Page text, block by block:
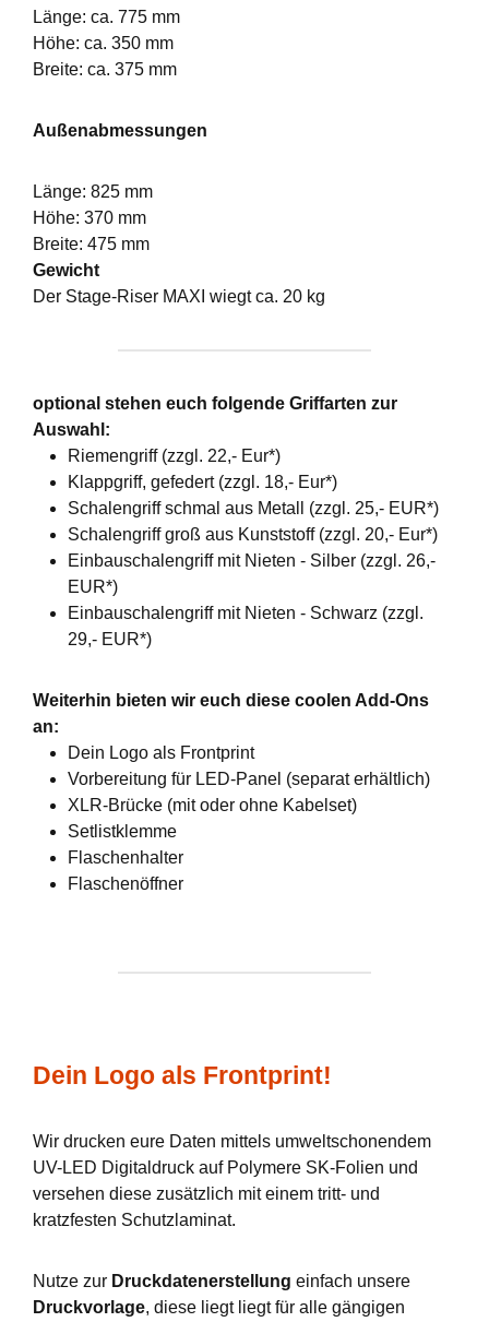
Länge: ca. 775 mm
Höhe: ca. 350 mm
Breite: ca. 375 mm
Außenabmessungen
Länge: 825 mm
Höhe: 370 mm
Breite: 475 mm
Gewicht
Der Stage-Riser MAXI wiegt ca. 20 kg
optional stehen euch folgende Griffarten zur
Auswahl:
Riemengriff (zzgl. 22,- Eur*)
Klappgriff, gefedert (zzgl. 18,- Eur*)
Schalengriff schmal aus Metall (zzgl. 25,- EUR*)
Schalengriff groß aus Kunststoff (zzgl. 20,- Eur*)
Einbauschalengriff mit Nieten - Silber (zzgl. 26,-
EUR*)
Einbauschalengriff mit Nieten - Schwarz (zzgl.
29,- EUR*)
Weiterhin bieten wir euch diese coolen Add-Ons
an:
Dein Logo als Frontprint
Vorbereitung für LED-Panel (separat erhältlich)
XLR-Brücke (mit oder ohne Kabelset)
Setlistklemme
Flaschenhalter
Flaschenöffner
Dein Logo als Frontprint!
Wir drucken eure Daten mittels umweltschonendem
UV-LED Digitaldruck auf Polymere SK-Folien und
versehen diese zusätzlich mit einem tritt- und
kratzfesten Schutzlaminat.
Nutze zur Druckdatenerstellung einfach unsere
Druckvorlage, diese liegt liegt für alle gängigen